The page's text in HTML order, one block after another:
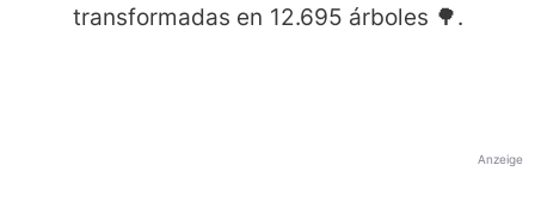
transformadas en 12.695 árboles 🌳.
Anzeige